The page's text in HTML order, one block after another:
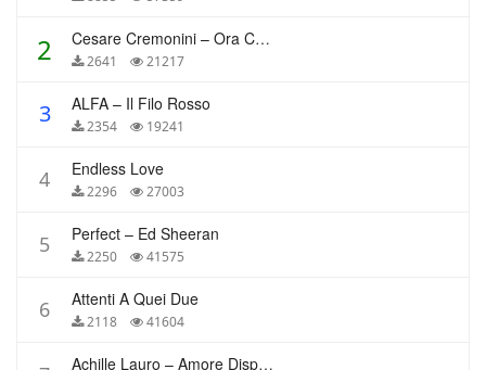
2 Cesare Cremonini – Ora Che Non Ho Più Te
2641 21217
3 ALFA – Il Filo Rosso
2354 19241
4 Endless Love
2296 27003
5 Perfect – Ed Sheeran
2250 41575
6 Attenti A Quei Due
2118 41604
Achille Lauro – Amore Disperato